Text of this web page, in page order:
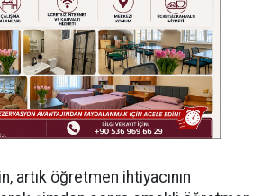
artık öğretmen ihtiyacının